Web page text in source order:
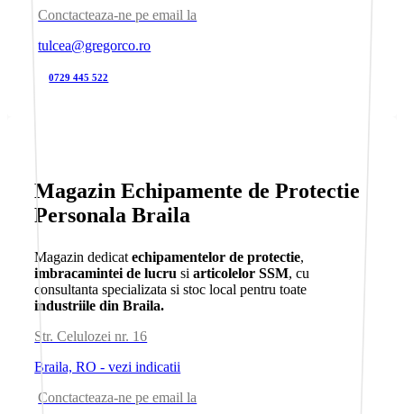
Conctacteaza-ne pe email la
tulcea@gregorco.ro
0729 445 522
Magazin Echipamente de Protectie
Personala Braila
Magazin dedicatechipamentelor de protectie,
imbracamintei de lucru siarticolelor SSM, cu
consultanta specializata si stoc local pentru toate
industriile din Braila.
Str. Celulozei nr. 16
Braila, RO - vezi indicatii
Conctacteaza-ne pe email la